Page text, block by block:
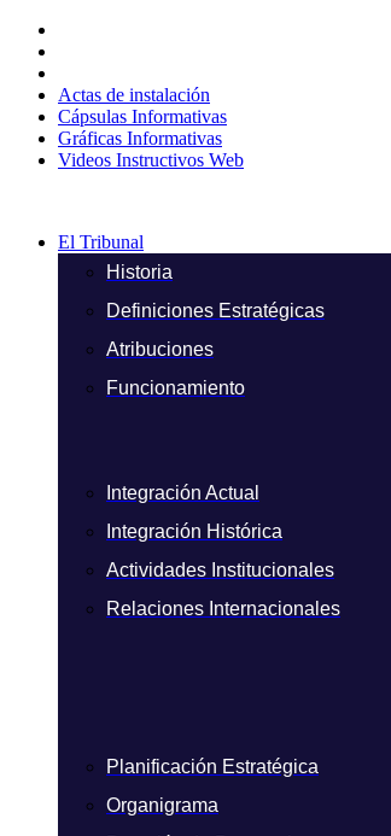
contenido
Actas de instalación
Cápsulas Informativas
Gráficas Informativas
Videos Instructivos Web
El Tribunal
Historia
Definiciones Estratégicas
Atribuciones
Funcionamiento
Integración Actual
Integración Histórica
Actividades Institucionales
Relaciones Internacionales
Planificación Estratégica
Organigrama